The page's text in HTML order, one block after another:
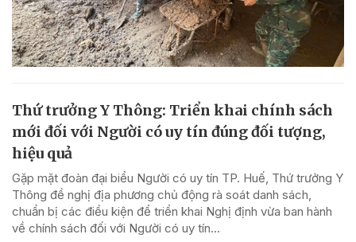
Thứ trưởng Y Thông: Triển khai chính sách
mới đối với Người có uy tín đúng đối tượng,
hiệu quả
Gặp mặt đoàn đại biểu Người có uy tín TP. Huế, Thứ trưởng Y
Thông đề nghị địa phương chủ động rà soát danh sách,
chuẩn bị các điều kiện để triển khai Nghị định vừa ban hành
về chính sách đối với Người có uy tín...